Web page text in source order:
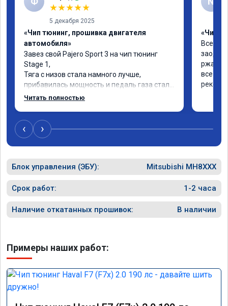
★★★★★
5 декабря 2025
«Чип тюнинг, прошивка двигателя
автомобиля»
Завез свой Pajero Sport 3 на чип тюнинг
Stage 1,
Тяга с низов стала намного лучше,
прибавилась мощность и педаль газа стала
отзывчивее.
качественно!
Читал что в Австралии при покупке этих
машин сразу делают чип тюнинг, чтобы не
Завтра везу X7 на чип, Там по цифрам
результаты должны быть еще лучше)
Читать полностью
«Чип
Все
заодно
ржавые
все же
‹ ›
Блок управления (ЭБУ): Mitsubishi MH8XXX
Срок работ: 1-2 часа
Наличие откатанных прошивок: В наличии
Примеры наших работ: